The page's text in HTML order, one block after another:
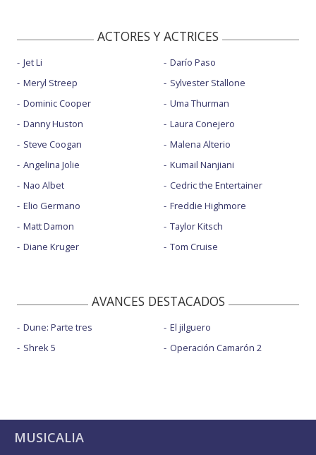
ACTORES Y ACTRICES
Jet Li
Meryl Streep
Dominic Cooper
Danny Huston
Steve Coogan
Angelina Jolie
Nao Albet
Elio Germano
Matt Damon
Diane Kruger
Darío Paso
Sylvester Stallone
Uma Thurman
Laura Conejero
Malena Alterio
Kumail Nanjiani
Cedric the Entertainer
Freddie Highmore
Taylor Kitsch
Tom Cruise
AVANCES DESTACADOS
Dune: Parte tres
Shrek 5
El jilguero
Operación Camarón 2
MUSICALIA